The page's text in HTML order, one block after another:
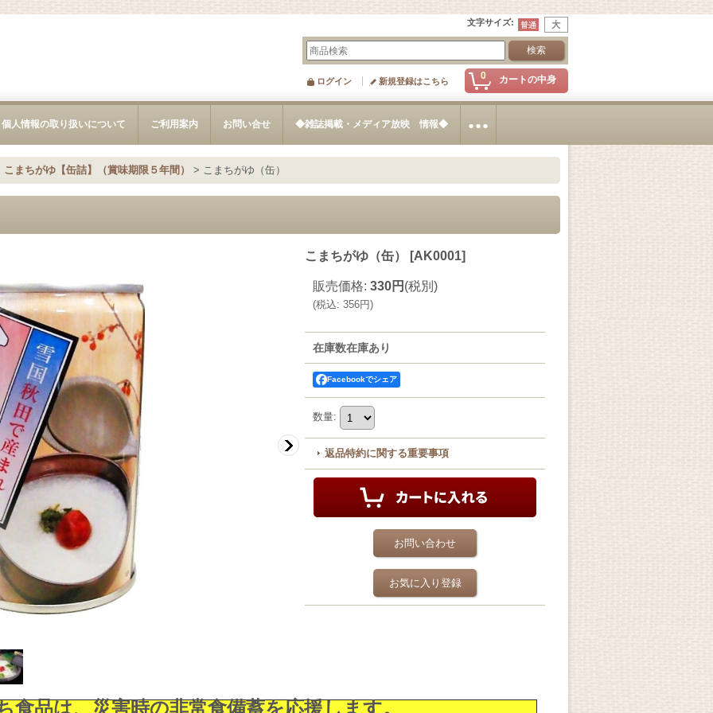
文字サイズ:
0 カートの中身
ログイン 新規登録はこちら
個人情報の取り扱いについて ご利用案内 お問い合せ ◆雑誌掲載・メディア放映 情報◆
こまちがゆ【缶詰】（賞味期限５年間） > こまちがゆ（缶）
こまちがゆ（缶） [AK0001]
販売価格: 330円 (税別)
(税込: 356円)
在庫数在庫あり
Facebookでシェア
数量:
返品特約に関する重要事項
お問い合わせ
お気に入り登録
食品は、災害時の非常食備蓄を応援します。